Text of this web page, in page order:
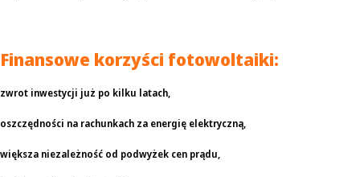
Finansowe korzyści fotowoltaiki:
zwrot inwestycji już po kilku latach,
oszczędności na rachunkach za energię elektryczną,
większa niezależność od podwyżek cen prądu,